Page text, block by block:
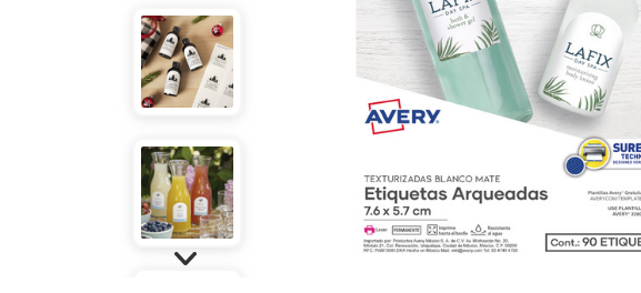
Ver más
Refuerzos para carpeta
Ver más
Ver más